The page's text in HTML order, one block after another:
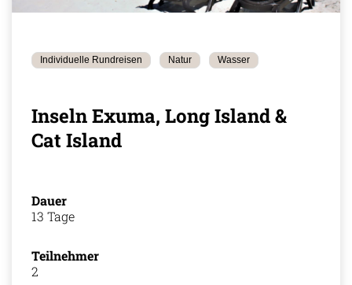
Individuelle Rundreisen Natur Wasser
Inseln Exuma, Long Island &
Cat Island
Dauer
13 Tage
Teilnehmer
2